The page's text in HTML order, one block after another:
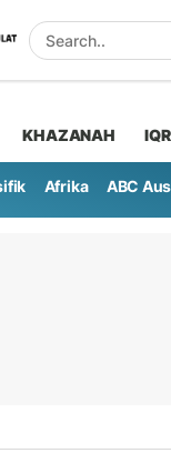
KHAZANAH
Afrika ABC